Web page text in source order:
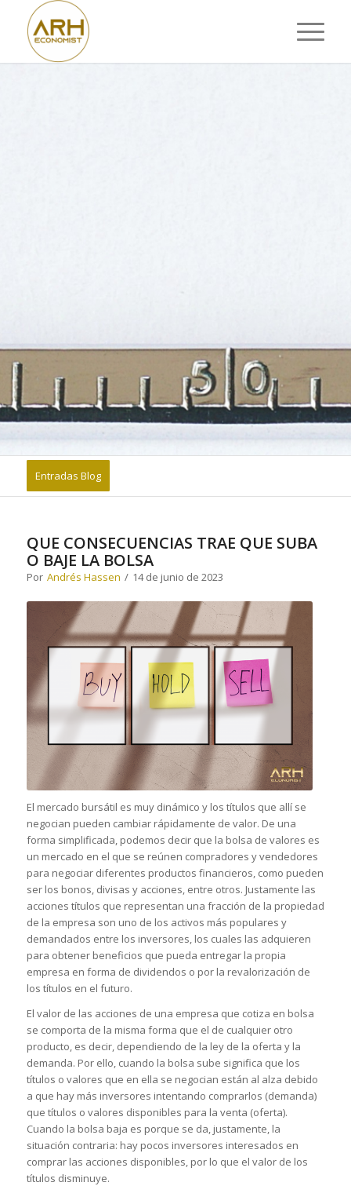
Entradas Blog
QUE CONSECUENCIAS TRAE QUE SUBA
O BAJE LA BOLSA
Por Andrés Hassen / 14 de junio de 2023
El mercado bursátil es muy dinámico y los títulos que allí se
negocian pueden cambiar rápidamente de valor. De una
forma simplificada, podemos decir que la bolsa de valores es
un mercado en el que se reúnen compradores y vendedores
para negociar diferentes productos financieros, como pueden
ser los bonos, divisas y acciones, entre otros. Justamente las
acciones títulos que representan una fracción de la propiedad
de la empresa son uno de los activos más populares y
demandados entre los inversores, los cuales las adquieren
para obtener beneficios que pueda entregar la propia
empresa en forma de dividendos o por la revalorización de
los títulos en el futuro.
El valor de las acciones de una empresa que cotiza en bolsa
se comporta de la misma forma que el de cualquier otro
producto, es decir, dependiendo de la ley de la oferta y la
demanda. Por ello, cuando la bolsa sube significa que los
títulos o valores que en ella se negocian están al alza debido
a que hay más inversores intentando comprarlos (demanda)
que títulos o valores disponibles para la venta (oferta).
Cuando la bolsa baja es porque se da, justamente, la
situación contraria: hay pocos inversores interesados en
comprar las acciones disponibles, por lo que el valor de los
títulos disminuye.